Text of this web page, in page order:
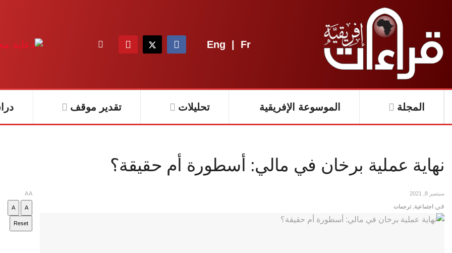
Eng | Fr
المجلة الموسوعة الإفريقية تحليلات تقدير موقف
نهاية عملية برخان في مالي: أسطورة أم حقيقة؟
سبتمبر 8, 2021
في اجتماعية ترجمات
AA
A
A
Reset